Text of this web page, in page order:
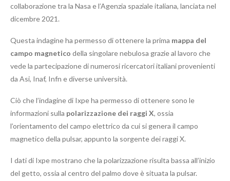
collaborazione tra la Nasa e l’Agenzia spaziale italiana, lanciata nel
dicembre 2021.
Questa indagine ha permesso di ottenere la prima mappa del
campo magnetico della singolare nebulosa grazie al lavoro che
vede la partecipazione di numerosi ricercatori italiani provenienti
da Asi, Inaf, Infn e diverse università.
Ciò che l’indagine di Ixpe ha permesso di ottenere sono le
informazioni sulla polarizzazione dei raggi X, ossia
l’orientamento del campo elettrico da cui si genera il campo
magnetico della pulsar, appunto la sorgente dei raggi X.
I dati di Ixpe mostrano che la polarizzazione risulta bassa all’inizio
del getto, ossia al centro del palmo dove è situata la pulsar.